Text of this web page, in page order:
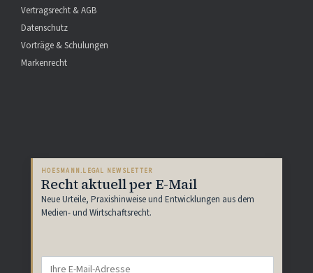
Vertragsrecht & AGB
Datenschutz
Vorträge & Schulungen
Markenrecht
HOESMANN.LEGAL NEWSLETTER
Recht aktuell per E-Mail
Neue Urteile, Praxishinweise und Entwicklungen aus dem
Medien- und Wirtschaftsrecht.